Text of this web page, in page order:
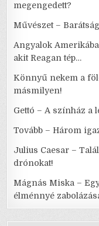
megengedett?
Művészet –
Angyalok
akit Reagan tép…
Könnyű nekem a
másmilyen!
Gettó – A színház a
Tovább – Három
Julius Caesar –
drónokat!
Mágnás Miska –
élménnyé